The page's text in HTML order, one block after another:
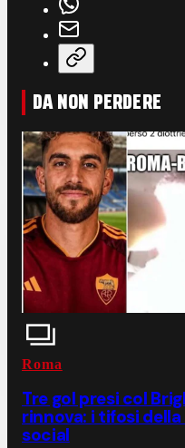
DA NON PERDERE
Roma
Tre gol presi col
rinnova: i tifosi
social